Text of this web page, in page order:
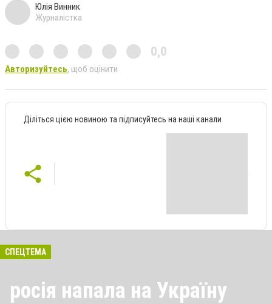
Юлія Винник
Журналістка
0,0
Авторизуйтесь, щоб оцінити
Діліться цією новиною та підписуйтесь на наші канали
СПЕЦТЕМА
росія напала на Україну